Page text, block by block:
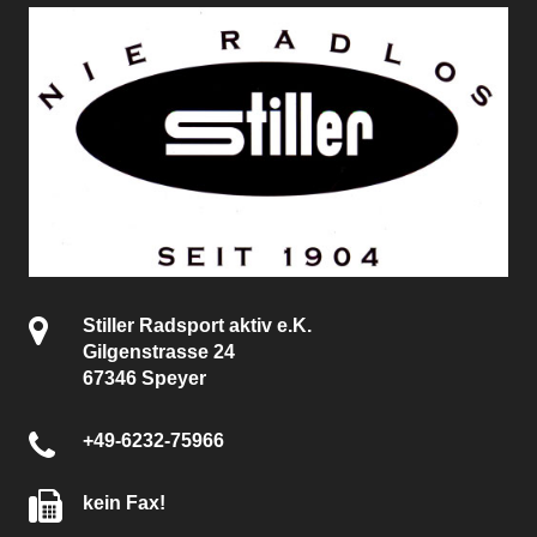
Stiller Radsport aktiv e.K.
Gilgenstrasse 24
67346 Speyer
+49-6232-75966
kein Fax!